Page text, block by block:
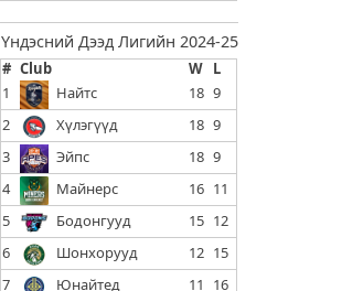
Үндэсний Дээд Лигийн 2024-25
# Club W L
1
Найтс 18 9
2
Хүлэгүүд 18 9
3
Эйпс 18 9
4
Майнерс 16 11
5
Бодонгууд 15 12
6
Шонхорууд 12 15
7
Юнайтед 11
16